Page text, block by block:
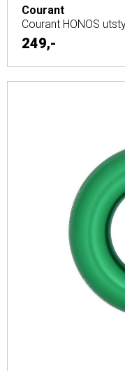
Courant
Courant HONOS
249,-